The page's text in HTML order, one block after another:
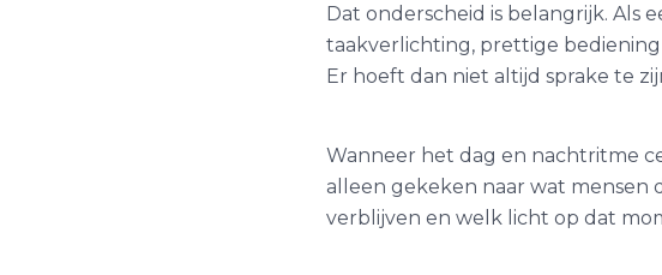
Dat onderscheid is belangrijk.
taakverlichting, prettige bediening
Er hoeft dan niet altijd sprake te
Wanneer het dag en nachtritme
alleen gekeken naar wat mensen
verblijven en welk licht op dat